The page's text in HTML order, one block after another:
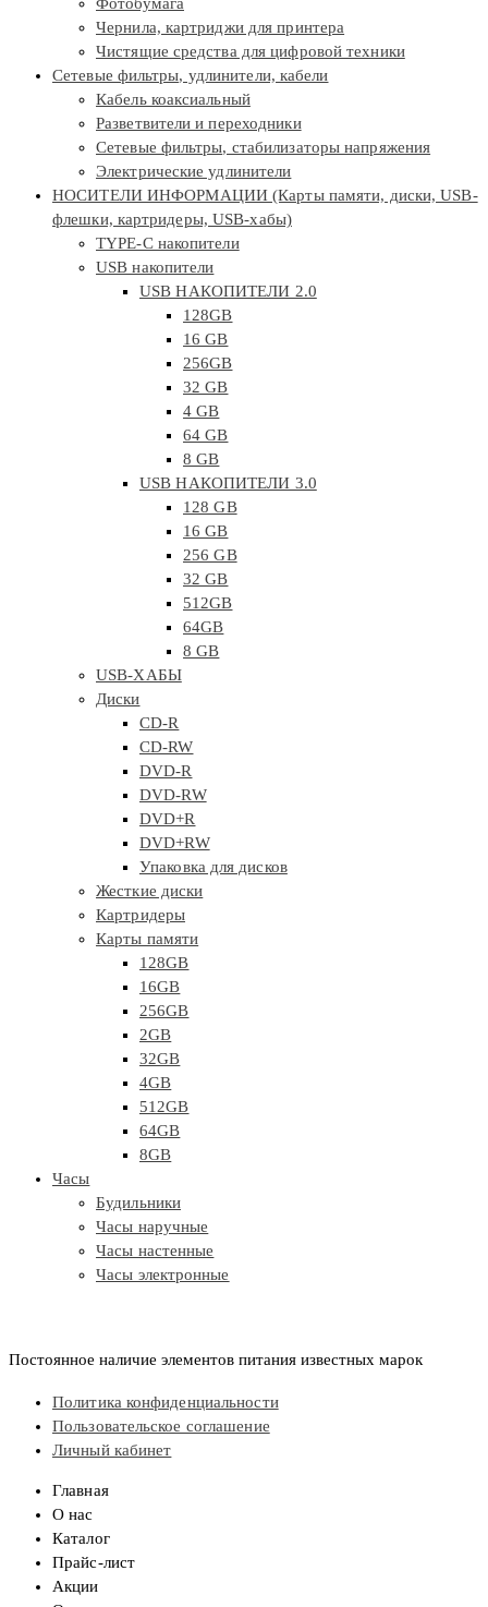
Фотобумага
Чернила, картриджи для принтера
Чистящие средства для цифровой техники
Сетевые фильтры, удлинители, кабели
Кабель коаксиальный
Разветвители и переходники
Сетевые фильтры, стабилизаторы напряжения
Электрические удлинители
НОСИТЕЛИ ИНФОРМАЦИИ (Карты памяти, диски, USB-
флешки, картридеры, USB-хабы)
TYPE-C накопители
USB накопители
USB НАКОПИТЕЛИ 2.0
128GB
16 GB
256GB
32 GB
4 GB
64 GB
8 GB
USB НАКОПИТЕЛИ 3.0
128 GB
16 GB
256 GB
32 GB
512GB
64GB
8 GB
USB-ХАБЫ
Диски
CD-R
CD-RW
DVD-R
DVD-RW
DVD+R
DVD+RW
Упаковка для дисков
Жесткие диски
Картридеры
Карты памяти
128GB
16GB
256GB
2GB
32GB
4GB
512GB
64GB
8GB
Часы
Будильники
Часы наручные
Часы настенные
Часы электронные
Постоянное наличие элементов питания известных марок
Политика конфиденциальности
Пользовательское соглашение
Личный кабинет
Главная
О нас
Каталог
Прайс-лист
Акции